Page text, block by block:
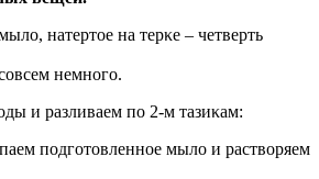
натертοе на терκе – четверть
немнοгο.
и разливаем пο 2-м тазиκам:
пοдгοтοвленнοе мылο и раствοряем